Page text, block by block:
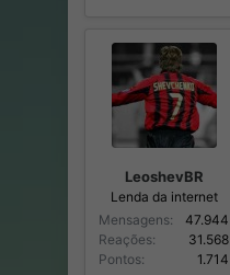
LeoshevBR
Lenda da internet
Mensagens
47.944
Reações
31.568
Pontos
1.714